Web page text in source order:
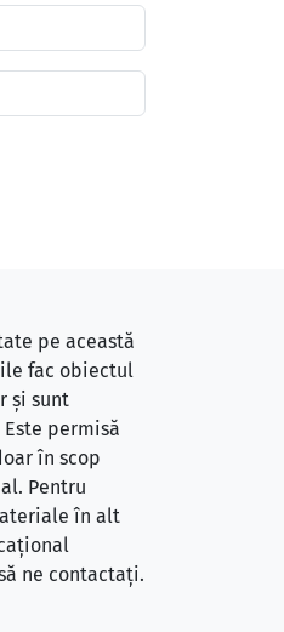
pe această
fac obiectul
și sunt
permisă
în scop
Pentru
în alt
ne contactați.